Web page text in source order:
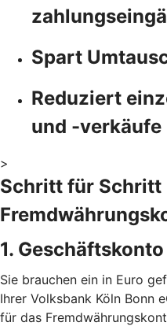
Spart
Reduziert
und -verkäufe
>
Schritt für Schritt
1.
Sie brauchen ein in Euro
Ihrer Volksbank Köln Bonn
für das